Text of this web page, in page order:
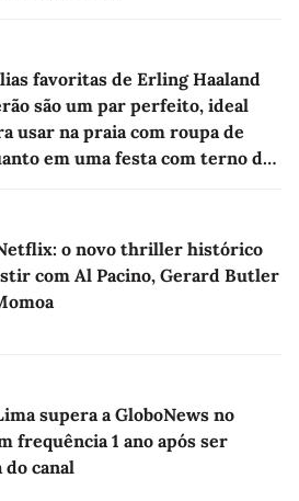
favoritas de Erling Haaland
são um par perfeito, ideal
usar na praia com roupa de
em uma festa com terno de
o novo thriller histórico
com Al Pacino, Gerard Butler
supera a GloboNews no
frequência 1 ano após ser
canal